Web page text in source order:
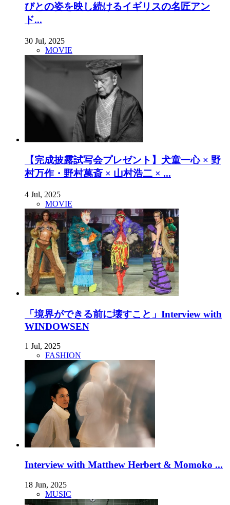
びとの姿を映し続けるイギリスの名匠アン
ド...
30 Jul, 2025
MOVIE
【完成披露試写会プレゼント】犬童一心 × 野
村万作・野村萬斎 × 山村浩二 × ...
4 Jul, 2025
MOVIE
「境界ができる前に壊すこと」Interview with
WINDOWSEN
1 Jul, 2025
FASHION
Interview with Matthew Herbert & Momoko ...
18 Jun, 2025
MUSIC